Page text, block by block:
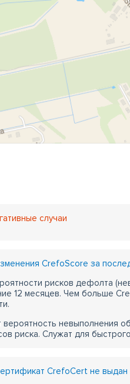
случаи
CrefoScore за
рисков дефолта
12 месяцев. Чем больше
невыполнения
риска. Служат для
CrefoCert не выдан